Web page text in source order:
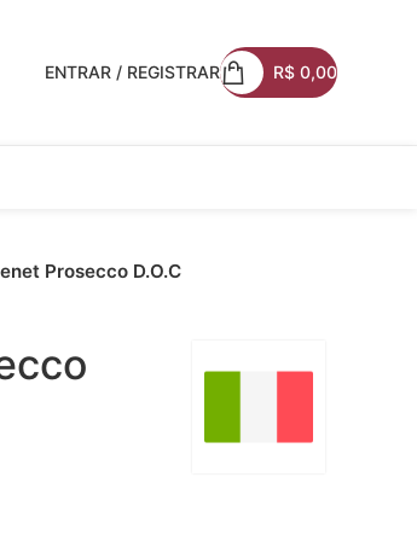
ENTRAR / REGISTRAR R$ 0,00
Prosecco D.O.C